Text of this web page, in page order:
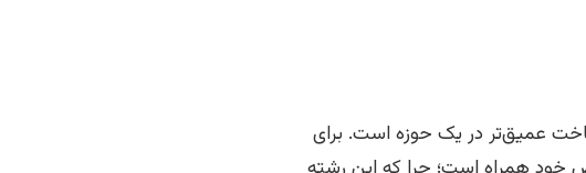
عمیق‌تر در یک حوزه است. برای